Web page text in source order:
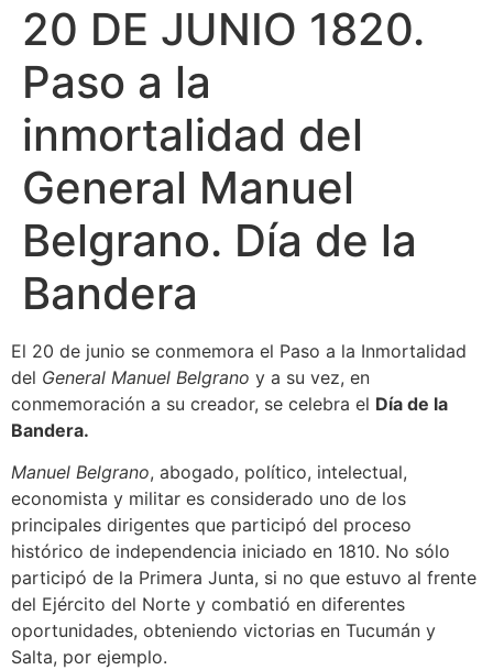
20 DE JUNIO 1820.
Paso a la
inmortalidad del
General Manuel
Belgrano. Día de la
Bandera
El 20 de junio se conmemora el Paso a la Inmortalidad
del General Manuel Belgrano y a su vez, en
conmemoración a su creador, se celebra el Día de la
Bandera.
Manuel Belgrano, abogado, político, intelectual,
economista y militar es considerado uno de los
principales dirigentes que participó del proceso
histórico de independencia iniciado en 1810. No sólo
participó de la Primera Junta, si no que estuvo al frente
del Ejército del Norte y combatió en diferentes
oportunidades, obteniendo victorias en Tucumán y
Salta, por ejemplo.